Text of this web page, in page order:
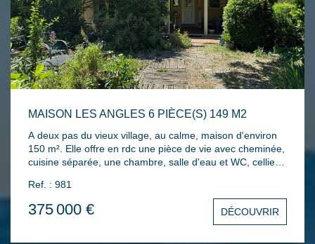
Les prestations techniques: Pompe à chaleur neuve,
chauffe-eau thermodynamique neuf, isolation récente de
la toiture, baies vitrées à galandage, menuiseries
aluminium à double vitrage.
MAISON LES ANGLES 6 PIÈCE(S) 149 M2
A deux pas du vieux village, au calme, maison d'environ
150 m². Elle offre en rdc une pièce de vie avec cheminée,
cuisine séparée, une chambre, salle d'eau et WC, cellier,
parentale en rdc. A l'étage 3 chambres, une salle de
bains, WC, climatisation sur dégagement. L'ensemble sur
un terrain de 1047 m² arboré et fleuri.
Ref. : 981
375 000 € DÉCOUVRIR